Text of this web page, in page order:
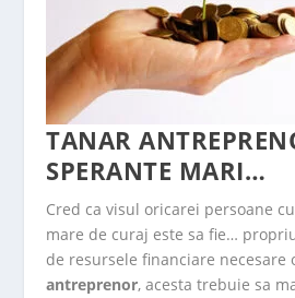
TANAR
SPERANTE MARI…
Cred ca visul oricarei persoane
mare de curaj este sa fie…
de resursele financiare
antreprenor, acesta trebuie sa